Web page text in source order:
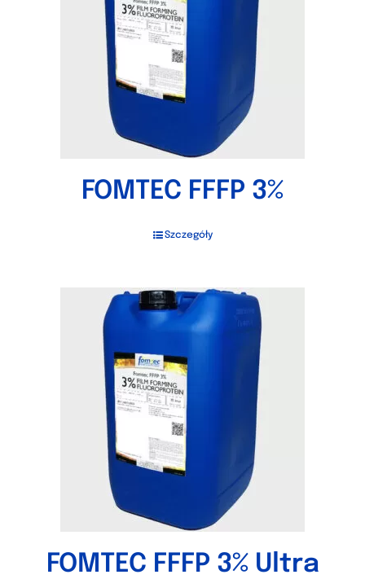
FOMTEC FFFP 3%
Szczegóły
FOMTEC FFFP 3% Ultra